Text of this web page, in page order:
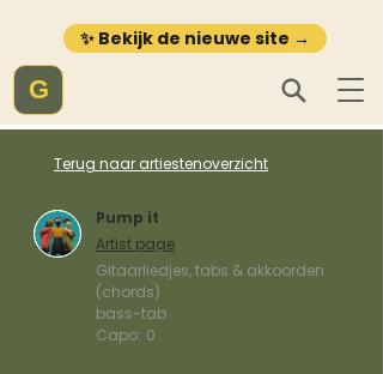
✨ Bekijk de nieuwe site →
G
Terug naar artiestenoverzicht
Pump it
Artist page
Gitaarliedjes, tabs & akkoorden
(chords)
bass-tab
Capo: 0